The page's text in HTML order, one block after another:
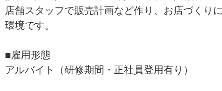
店舗スタッフで販売計画など作り、お店づくり
環境です。
■雇用形態
アルバイト（研修期間・正社員登用有り）